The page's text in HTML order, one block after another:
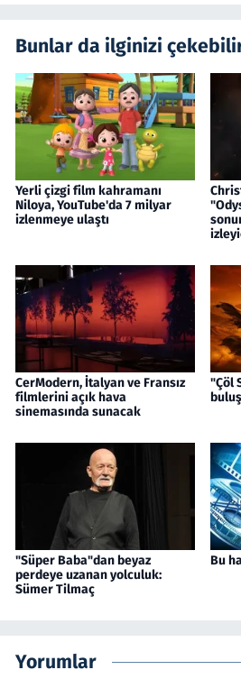
Bunlar da ilginizi
Yerli çizgi film kahramanı
Niloya, YouTube'da 7 milyar
izlenmeye ulaştı
CerModern, İtalyan ve Fransız
filmlerini açık hava
sinemasında sunacak
"Çöl
"Süper Baba"dan beyaz
perdeye uzanan yolculuk:
Sümer Tilmaç
Bu
Yorumlar